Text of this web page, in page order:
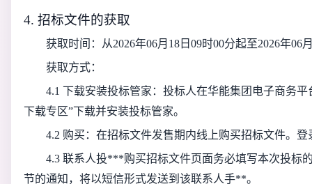
4. 招标文件的获取
获取时间：从2026年06月18日09时00分起至2026年06
获取方式：
4.1 下载安装投标管家：投标人在华能集团电子商务平
下载专区”下载并安装投标管家。
4.2 购买：在招标文件发售期内线上购买招标文件。
4.3 联系人投***购买招标文件页面务必填写本次投标
节的通知，将以短信形式发送到该联系人手**。